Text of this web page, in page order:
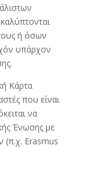
ή όσων
υπάρχον
Κάρτα
που είναι
να
Ένωσης µε
(π.χ. Erasmus